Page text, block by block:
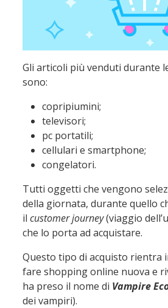
Gli articoli più venduti durante
sono:
copripiumini;
televisori;
pc portatili;
cellulari e smartphone;
congelatori.
Tutti oggetti che vengono
della giornata, durante quello
il customer journey(viaggio
che lo porta ad acquistare.
Questo tipo di acquisto rientra
fare shopping online nuova e
ha preso il nome di Vampire
dei vampiri).